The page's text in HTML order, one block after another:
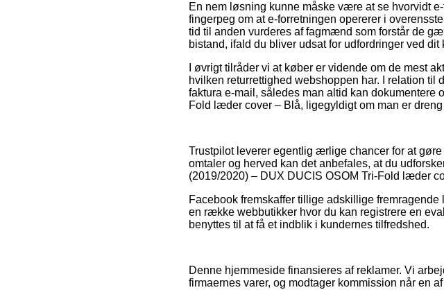
En nem løsning kunne måske være at se hvorvidt
fingerpeg om at e-forretningen opererer i
tid til anden vurderes af fagmænd som forstår de
bistand, ifald du bliver udsat for udfordringer ved dit
I øvrigt tilråder vi at køber er vidende om de mest
hvilken returrettighed webshoppen har. I relation til
faktura e-mail, således man altid kan dokumentere
Fold læder cover – Blå, ligegyldigt om man er
Trustpilot leverer egentlig ærlige chancer for at
omtaler og herved kan det anbefales, at du
(2019/2020) – DUX DUCIS OSOM Tri-Fold læder
Facebook fremskaffer tillige adskillige
en række webbutikker hvor du kan registrere en
benyttes til at få et indblik i kundernes tilfredshed.
Denne hjemmeside finansieres af reklamer. Vi
firmaernes varer, og modtager kommission når en